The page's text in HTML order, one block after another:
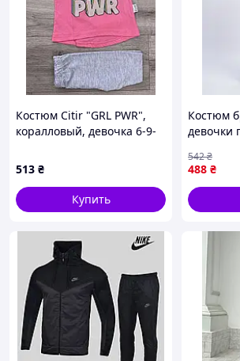
Костюм Citir "GRL PWR",
коралловый, девочка 6-9-
513 ₴
Купить
Костюм
девочки
488 ₴
542₴